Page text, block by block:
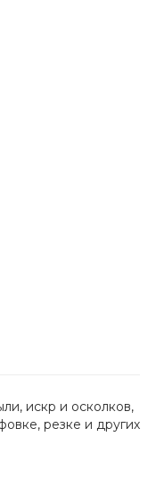
искр и осколков,
резке и других